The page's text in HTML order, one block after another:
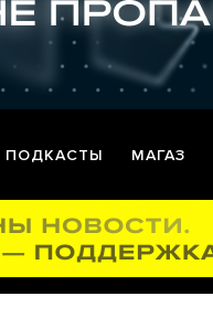
ПОДКАСТЫ МАГАЗ